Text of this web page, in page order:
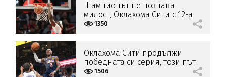
Шампионът не познава
милост, Оклахома Сити с 12-а
поредна победа
1350
Оклахома Сити продължи
победната си серия, този път
жертвата беше Портланд
1506